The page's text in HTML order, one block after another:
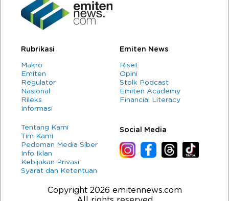
Rubrikasi
Makro
Emiten
Regulator
Nasional
Rileks
Informasi
Emiten News
Riset
Opini
Stolk Podcast
Emiten Academy
Financial Literacy
Tentang Kami
Tim Kami
Pedoman Media Siber
Info Iklan
Kebijakan Privasi
Syarat dan Ketentuan
Social Media
Copyright 2026 emitennews.com